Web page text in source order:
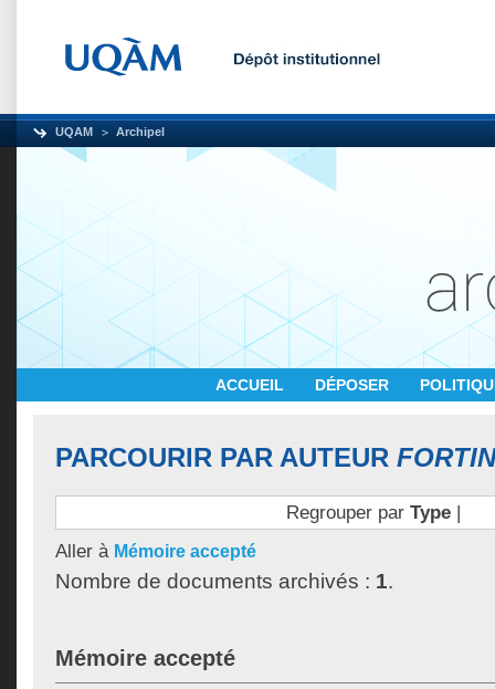
UQAM Archipel
ACCUEIL DÉPOSER
PARCOURIR PAR AUTEUR
Regrouper par Type|
Aller à Mémoire accepté
Nombre de documents archivés : 1.
Mémoire accepté